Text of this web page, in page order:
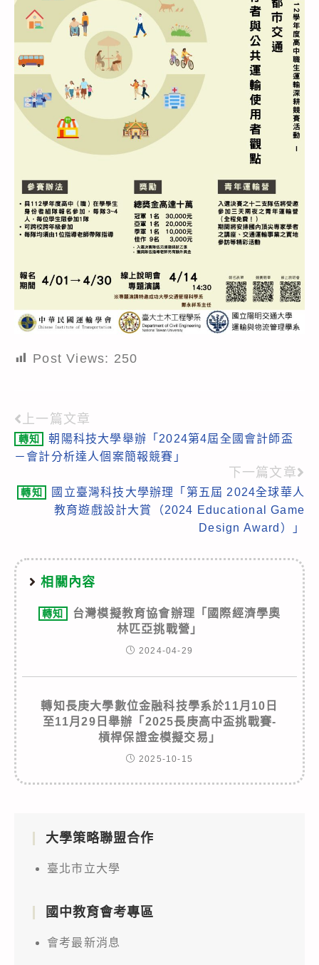
Post Views: 250
Read
more
上一篇文章
轉知
朝陽科技大學舉辦「2024第4屆全國會計師盃
－會計分析達人個案簡報競賽」
下一篇文章
轉知
國立臺灣科技大學辦理「第五屆 2024全球華人
教育遊戲設計大賞（2024 Educational Game
Design Award）」
相關內容
轉知
台灣模擬教育協會辦理「國際經濟學奧
林匹亞挑戰營」
2024-04-29
轉知長庚大學數位金融科技學系於11月10日
至11月29日舉辦「2025長庚高中盃挑戰賽-
槓桿保證金模擬交易」
2025-10-15
大學策略聯盟合作
臺北市立大學
國中教育會考專區
會考最新消息